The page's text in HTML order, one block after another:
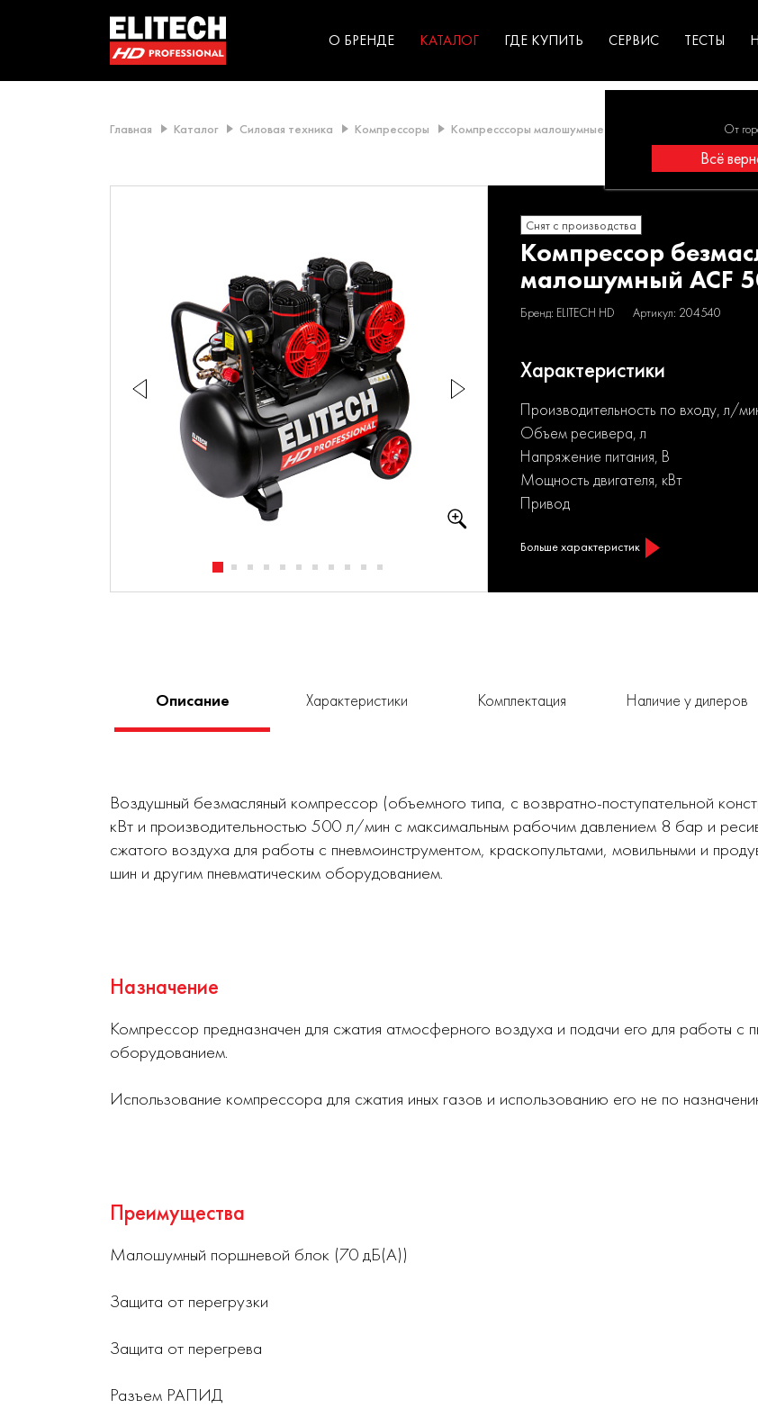
О БРЕНДЕ КАТАЛОГ ГДЕ КУПИТЬ СЕРВИС ТЕСТЫ
От
Всё
Главная Каталог Силовая техника Компрессоры Компресссоры малошумные Компрессор
Снят с производства
Компрессор
малошумный ACF
Бренд: ELITECH HD Артикул: 204540
Характеристики
Производительность по входу, л/
Объем ресивера, л
Напряжение питания, В
Мощность двигателя, кВт
Привод
Больше характеристик
Описание Характеристики Комплектация Наличие у дилеров
Воздушный безмасляный компрессор (объемного типа, с возвратно-поступательной
кВт и производительностью 500 л/мин с максимальным рабочим давлением 8 бар и
сжатого воздуха для работы с пневмоинструментом, краскопультами, мовильными и
шин и другим пневматическим оборудованием.
Назначение
Компрессор предназначен для сжатия атмосферного воздуха и подачи его для работы с
оборудованием.
Использование компрессора для сжатия иных газов и использованию его не по
Преимущества
Малошумный поршневой блок (70 дБ(А))
Защита от перегрузки
Защита от перегрева
Разъем РАПИД